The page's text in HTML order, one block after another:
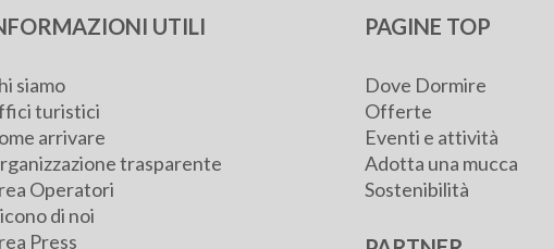
UTILI
siamo
turistici
arrivare
trasparente
Operatori
di noi
Press
PAGINE TOP
Dove Dormire
Offerte
Eventi e attività
Adotta una mucca
Sostenibilità